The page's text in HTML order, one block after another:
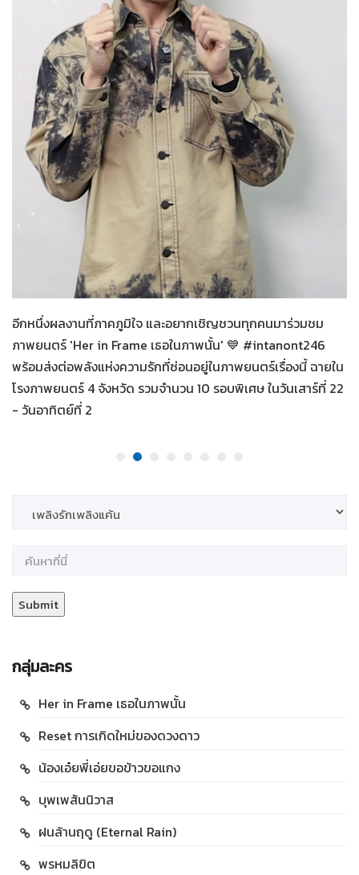
07-08-2569
Her in Frame เธอในภาพนั้น
อีกหนึ่งผลงานที่ภาคภูมิใจ และอยากเชิญชวนทุกคนมาร่วมชม
ภาพยนตร์ 'Her in Frame เธอในภาพนั้น' 💙 #intanont246
พร้อมส่งต่อพลังแห่งความรักที่ซ่อนอยู่ในภาพยนตร์เรื่องนี้ ฉายใน
โรงภาพยนตร์ 4 จังหวัด รวมจำนวน 10 รอบพิเศษ ในวันเสาร์ที่ 22
- วันอาทิตย์ที่ 2
กลุ่มละคร
Her in Frame เธอในภาพนั้น
Reset การเกิดใหม่ของดวงดาว
น้องเอ๋ยพี่เอ่ยขอข้าวขอแกง
บุพเพสันนิวาส
ฝนล้านฤดู (Eternal Rain)
พรหมลิขิต